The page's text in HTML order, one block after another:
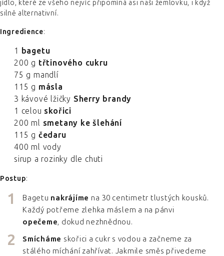
jídlo, které ze všeho nejvíc připomíná asi naši žemlovku, i když
silně alternativní.
Ingredience:
1 bagetu
200 g třtinového cukru
75 g mandlí
115 g másla
3 kávové lžičky Sherry brandy
1 celou skořici
200 ml smetany ke šlehání
115 g čedaru
400 ml vody
sirup a rozinky dle chuti
Postup:
Bagetu nakrájíme na 30 centimetr tlustých kousků.
Každý potřeme zlehka máslem a na pánvi
opečeme, dokud nezhnědnou.
Smícháme skořici a cukr s vodou a začneme za
stálého míchání zahřívat. Jakmile směs přivedeme